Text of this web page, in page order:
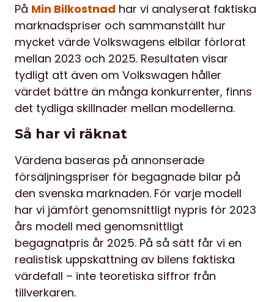
På Min Bilkostnad har vi analyserat faktiska
marknadspriser och sammanställt hur
mycket värde Volkswagens elbilar förlorat
mellan 2023 och 2025. Resultaten visar
tydligt att även om Volkswagen håller
värdet bättre än många konkurrenter, finns
det tydliga skillnader mellan modellerna.
Så har vi räknat
Värdena baseras på annonserade
försäljningspriser för begagnade bilar på
den svenska marknaden. För varje modell
har vi jämfört genomsnittligt nypris för 2023
års modell med genomsnittligt
begagnatpris år 2025. På så sätt får vi en
realistisk uppskattning av bilens faktiska
värdefall – inte teoretiska siffror från
tillverkaren.